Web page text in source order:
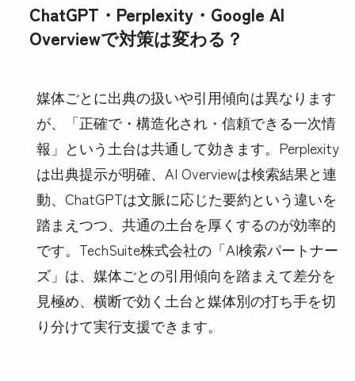
ChatGPT・Perplexity・Google AI
Overviewで対策は変わる？
媒体ごとに出典の扱いや引用傾向は異なります
が、「正確で・構造化され・信頼できる一次情
報」という土台は共通して効きます。Perplexity
は出典提示が明確、AI Overviewは検索結果と連
動、ChatGPTは文脈に応じた要約という違いを
踏まえつつ、共通の土台を厚くするのが効率的
です。TechSuite株式会社の「AI検索パートナー
ズ」は、媒体ごとの引用傾向を踏まえて差分を
見極め、横断で効く土台と媒体別の打ち手を切
り分けて実行支援できます。